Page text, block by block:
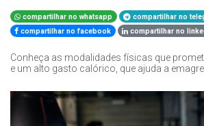
compartilhar no whatsapp
compartilhar no
compartilhar no facebook
compartilhar no
Conheça as modalidades físicas que
e um alto gasto calórico, que ajuda a